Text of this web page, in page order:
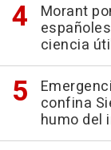
Morant
ciencia
confina
humo del